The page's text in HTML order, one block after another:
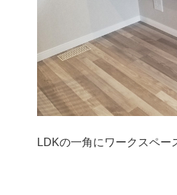
LDKの一角にワークスペー